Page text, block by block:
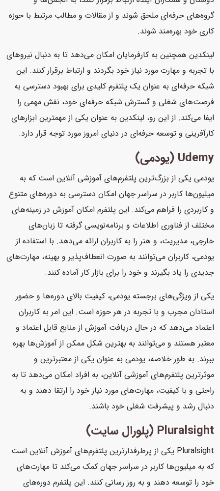
گروه‌های حرفه‌ای ملحق شوند و از مقالات و مطالب مرتبط با حوزه
کاری خود بهره‌مند شوند.
لینکدین همچنین به کارفرمایان امکان می‌دهد تا به دنبال نیروهای
با تجربه و مهارت مورد نیاز خود بگردند و ارتباط برقرار کنند. این
شبکه حرفه‌ای به عنوان یک پلتفرم کلیدی برای بهبود دسترسی به
فرصت‌های شغلی و گسترش شبکه حرفه‌ای خود، نقش مهمی را
ایفا می‌کند. از این رو، لینکدین به عنوان یکی از مهمترین ابزارهای
کارآفرینی و توسعه حرفه‌ای در دنیای امروز مورد توجه قرار دارد.
Udemy (یودمی)
یودمی یکی از بزرگ‌ترین پلتفرم‌های آموزشی آنلاین است که به
میلیون‌ها کاربر در سراسر جهان امکان دسترسی به دوره‌های متنوع
و کاربردی را فراهم می‌کند. این پلتفرم امکان آموزش در زمینه‌های
مختلف از فناوری اطلاعات و برنامه‌نویسی گرفته تا زبان‌های
خارجی، مدیریت، و هنر را به کاربران ارائه می‌دهد. با استفاده از
یودمی، کاربران می‌توانند به صورت انعطاف‌پذیر و بهینه، مهارت‌های
جدیدی را یاد بگیرند و خود را برای بازار کار آماده کنند.
یکی از ویژگی‌های برجسته یودمی، کیفیت بالای دوره‌ها و حضور
استادان مجرب و با تجربه در هر حوزه است. این امر به کاربران
اعتماد می‌دهد که در حال دریافت آموزش از منابع قابل اعتماد و
معتبر هستند و می‌توانند به بهترین شکل ممکن از آموزش‌ها بهره
ببرند. به طور خلاصه، یودمی به عنوان یکی از معتبرترین و
موثرترین پلتفرم‌های آموزشی آنلاین، به افراد امکان می‌دهد تا به
راحتی و با کیفیت، مهارت‌های مورد نیاز خود را ارتقا دهند و به
دنبال رشد و پیشرفت شغلی خود باشند.
Pluralsight (پلورال سایت)
Pluralsight یکی از پرطرفدارترین پلتفرم‌های آموزش آنلاین است
که به میلیون‌ها کاربر در سراسر جهان کمک می‌کند تا مهارت‌های
خود را توسعه دهند و به روز رسانی کنند. این پلتفرم دوره‌های